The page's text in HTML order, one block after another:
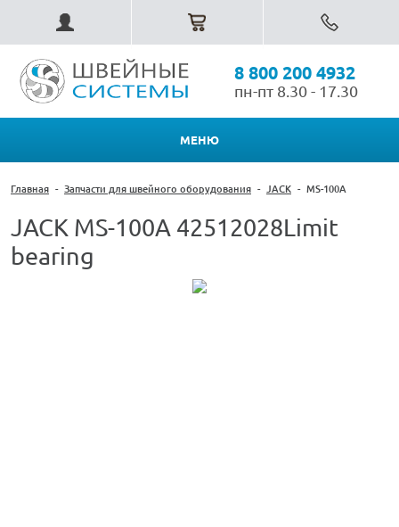
8 800 200 4932
пн-пт 8.30 - 17.30
МЕНЮ
Главная - Запчасти для швейного оборудования - JACK - MS-100A
JACK MS-100A 42512028Limit
bearing